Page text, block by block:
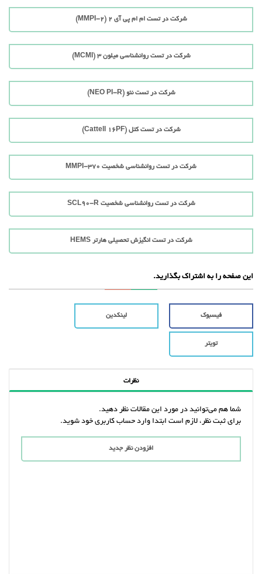
شرکت در تست ام ام پی آی 2 (MMPI-2)
شرکت در تست روانشناسی میلون 3 (MCMI)
شرکت در تست نئو (NEO PI-R)
شرکت در تست کتل (Cattell 16PF)
شرکت در تست روانشناسی شخصیت MMPI-370
شرکت در تست روانشناسی شخصیت SCL90-R
شرکت در تست انگیزش تحصیلی هارتر HEMS
این صفحه را به اشتراک بگذارید.
فیسبوک لینکدین
تویتر
نظرات
شما هم می‌توانید در مورد این مقالات نظر دهید.
برای ثبت نظر، لازم است ابتدا وارد حساب کاربری خود شوید.
افزودن نظر جدید